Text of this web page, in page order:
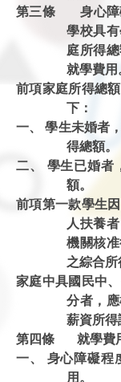
第三條 身心障
學校具
庭所得
就學費用
前項家庭所得總
下：
一、 學生未婚者
得總額。
二、 學生已婚者
額。
前項第一款學生
人扶養
機關核
之綜合所
家庭中具國民中
分者，
薪資所得
第四條 就學費用
一、 身心障礙程
用。